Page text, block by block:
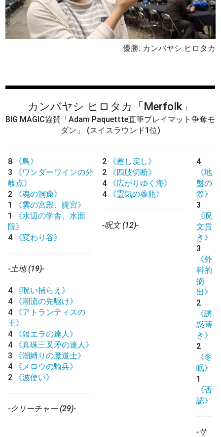
優勝: カンバヤシ ヒロタカ
カンバヤシ ヒロタカ 「Merfolk」
BIG MAGIC協賛「Adam Paquettte直筆プレイマット争奪モ
ダン」
(スイスラウンド1位)
8
《島》
3
《ワンダーワインの分
岐点》
2
《魂の洞窟》
1
《雲の宮殿、朧宮》
1
《水辺の学舎、水面
院》
4
《変わり谷》
-土地 (19)-
4
《呪い捕らえ》
4
《潮流の先駆け》
4
《アトランティスの
王》
4
《銀エラの達人》
4
《真珠三叉矛の達人》
3
《潮縛りの魔道士》
4
《メロウの騎兵》
2
《波使い》
-クリーチャー (29)-
2
《差し戻し》
2
《四肢切断》
4
《広がりゆく海》
4
《霊気の薬瓶》
-呪文 (12)-
4
《地
盤の
際》
3
《呪
文貫
き》
3
《外
科的
摘
出》
2
《誘
惑蒔
き》
2
《冬
眠》
1
《否
認》
-サ